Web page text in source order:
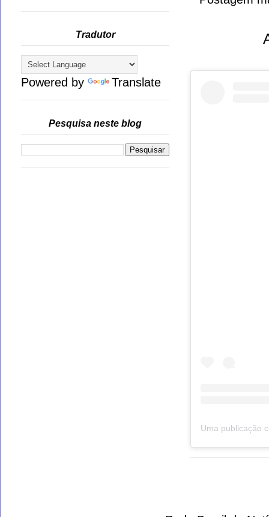
Tradutor
Powered by Translate
Pesquisa neste blog